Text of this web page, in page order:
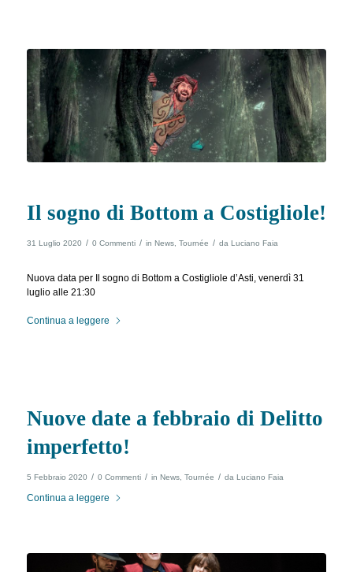
Il sogno di Bottom a Costigliole!
31 Luglio 2020 / 0 Commenti / in News, Tournée / da Luciano Faia
Nuova data per Il sogno di Bottom a Costigliole d’Asti, venerdì 31
luglio alle 21:30
Continua a leggere
Nuove date a febbraio di Delitto
imperfetto!
5 Febbraio 2020 / 0 Commenti / in News, Tournée / da Luciano Faia
Continua a leggere